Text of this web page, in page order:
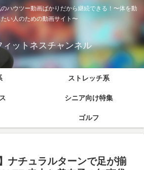
ハウツー動画ばかりだから継続できる！〜体を動
い人のための動画サイト〜
ィットネスチャンネル
ストレッチ系
シニア向け特集
ゴルフ
ナチュラルターンで足が揃